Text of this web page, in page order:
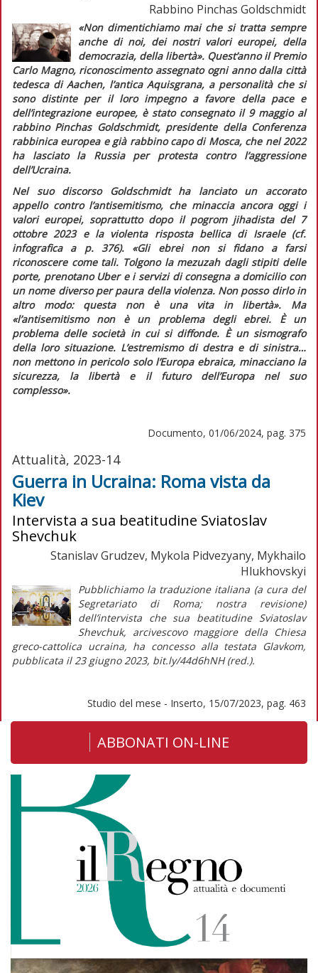
Rabbino Pinchas Goldschmidt
«Non dimentichiamo mai che si tratta sempre
anche di noi, dei nostri valori europei, della
democrazia, della libertà». Quest’anno il Premio
Carlo Magno, riconoscimento assegnato ogni anno dalla città
tedesca di Aachen, l’antica Aquisgrana, a personalità che si
sono distinte per il loro impegno a favore della pace e
dell’integrazione europee, è stato consegnato il 9 maggio al
rabbino Pinchas Goldschmidt, presidente della Conferenza
rabbinica europea e già rabbino capo di Mosca, che nel 2022
ha lasciato la Russia per protesta contro l’aggressione
dell’Ucraina.
Nel suo discorso Goldschmidt ha lanciato un accorato
appello contro l’antisemitismo, che minaccia ancora oggi i
valori europei, soprattutto dopo il pogrom jihadista del 7
ottobre 2023 e la violenta risposta bellica di Israele (cf.
infograficaa p. 376). «Gli ebrei non si fidano a farsi
riconoscere come tali. Tolgono la mezuzahdagli stipiti delle
porte, prenotano Uber e i servizi di consegna a domicilio con
un nome diverso per paura della violenza. Non posso dirlo in
altro modo: questa non è una vita in libertà». Ma
«l’antisemitismo non è un problema degli ebrei. È un
problema delle società in cui si diffonde. È un sismografo
della loro situazione. L’estremismo di destra e di sinistra…
non mettono in pericolo solo l’Europa ebraica, minacciano la
sicurezza, la libertà e il futuro dell’Europa nel suo
complesso».
Documento, 01/06/2024, pag. 375
Attualità, 2023-14
Guerra in Ucraina: Roma vista da
Kiev
Intervista a sua beatitudine Sviatoslav
Shevchuk
Stanislav Grudzev, Mykola Pidvezyany, Mykhailo
Hlukhovskyi
Pubblichiamo la traduzione italiana (a cura del
Segretariato di Roma; nostra revisione)
dell’intervista che sua beatitudine Sviatoslav
Shevchuk, arcivescovo maggiore della Chiesa
greco-cattolica ucraina, ha concesso alla testata Glavkom,
pubblicata il 23 giugno 2023, bit.ly/44d6hNH (red.).
Studio del mese - Inserto, 15/07/2023, pag. 463
ABBONATI ON-LINE